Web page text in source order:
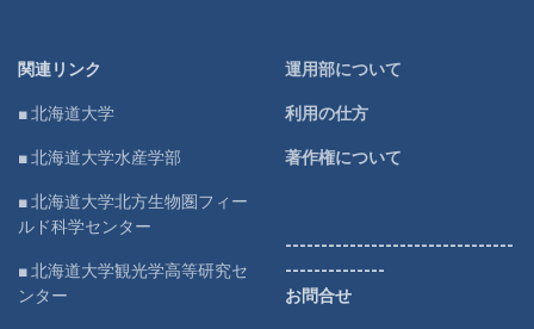
関連リンク
■ 北海道大学
■ 北海道大学水産学部
■ 北海道大学北方生物圏フィー
ルド科学センター
■ 北海道大学観光学高等研究セ
ンター
運用部について
利用の仕方
著作権について
--------------------------------
--------------
お問合せ